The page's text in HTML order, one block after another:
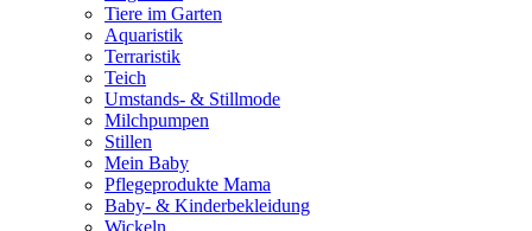
Tiere im Garten
Aquaristik
Terraristik
Teich
Umstands- & Stillmode
Milchpumpen
Stillen
Mein Baby
Pflegeprodukte Mama
Baby- & Kinderbekleidung
Wickeln